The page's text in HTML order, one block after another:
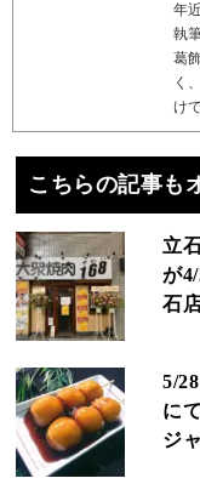
年
執
葛
く
け
こちらの記事も
立
が
石
5/
に
ジ